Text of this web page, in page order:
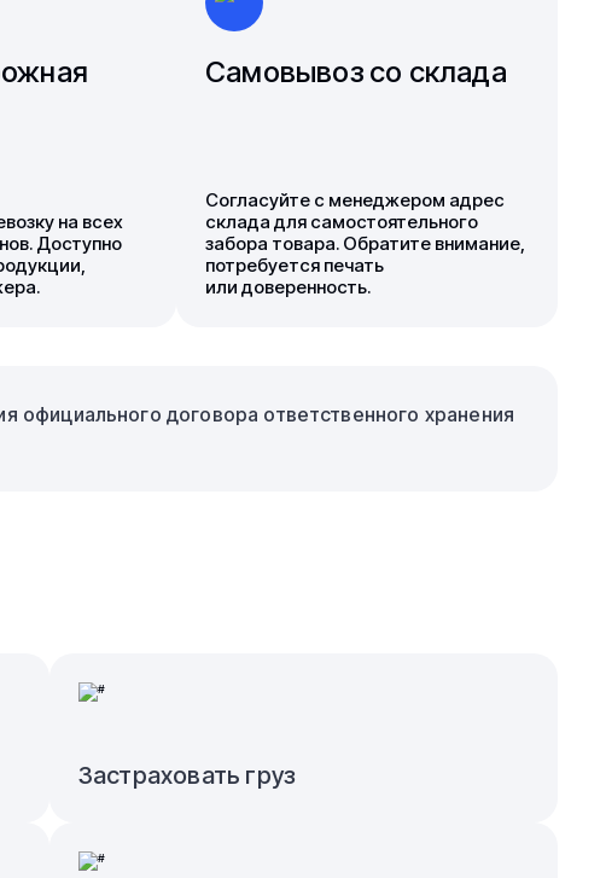
на всех
Доступно
Самовывоз со склада
Согласуйте с менеджером адрес
склада для самостоятельного
забора товара. Обратите внимание,
потребуется печать
или доверенность.
официального договора ответственного хранения
Застраховать груз